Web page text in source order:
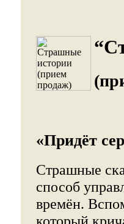
«Придёт
Страшные
способ
времён.
который